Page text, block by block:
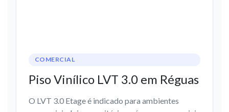
COMERCIAL
Piso Vinílico LVT 3.0 em Réguas
O LVT 3.0 Etage é indicado para ambientes